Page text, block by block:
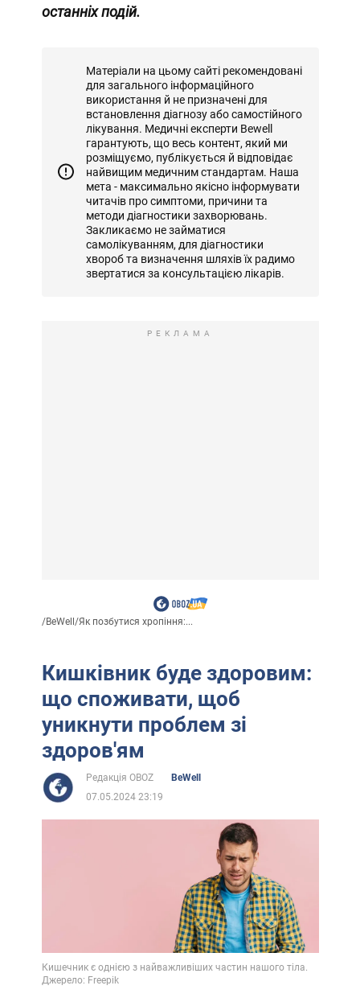
останніх подій.
Матеріали на цьому сайті рекомендовані
для загального інформаційного
використання й не призначені для
встановлення діагнозу або самостійного
лікування. Медичні експерти Bewell
гарантують, що весь контент, який ми
розміщуємо, публікується й відповідає
найвищим медичним стандартам. Наша
мета - максимально якісно інформувати
читачів про симптоми, причини та
методи діагностики захворювань.
Закликаємо не займатися
самолікуванням, для діагностики
хвороб та визначення шляхів їх радимо
звертатися за консультацією лікарів.
РЕКЛАМА
/BeWell/Як позбутися хропіння:...
Кишківник буде здоровим:
що споживати, щоб
уникнути проблем зі
здоров'ям
Редакція OBOZ
BeWell
07.05.2024 23:19
Кишечник є однією з найважливіших частин нашого тіла.
Джерело: Freepik